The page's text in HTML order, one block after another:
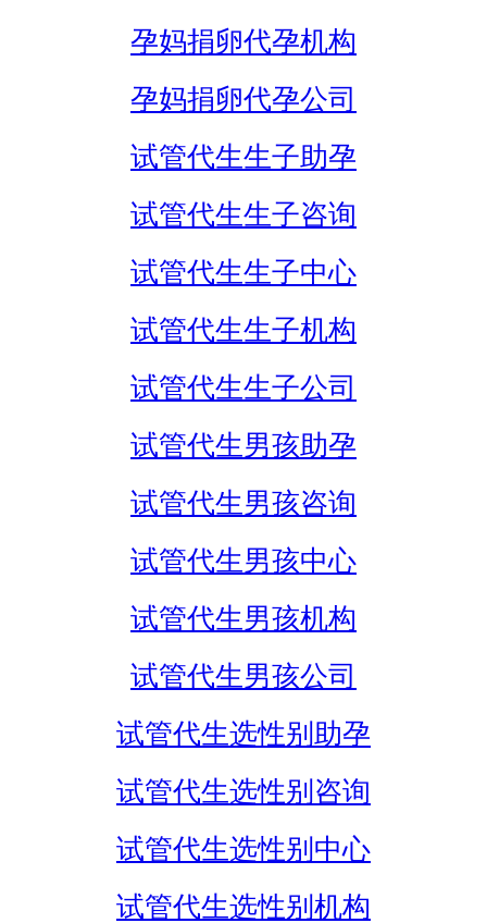
孕妈捐卵代孕机构
孕妈捐卵代孕公司
试管代生生子助孕
试管代生生子咨询
试管代生生子中心
试管代生生子机构
试管代生生子公司
试管代生男孩助孕
试管代生男孩咨询
试管代生男孩中心
试管代生男孩机构
试管代生男孩公司
试管代生选性别助孕
试管代生选性别咨询
试管代生选性别中心
试管代生选性别机构